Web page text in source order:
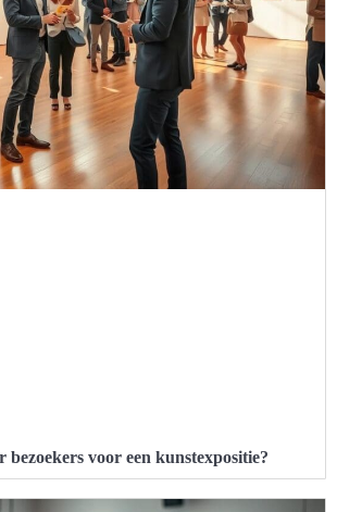
bezoekers voor een kunstexpositie?